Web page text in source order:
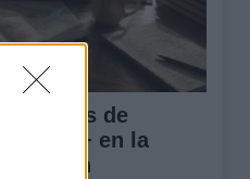
de
en la
de Jaén